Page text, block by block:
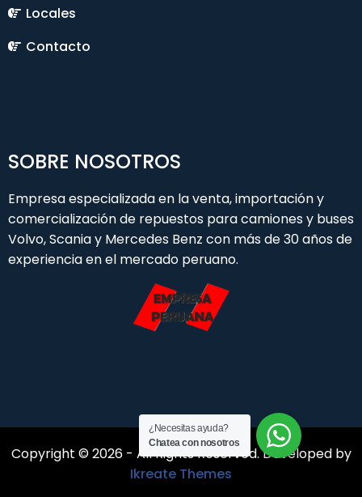
Locales
Contacto
SOBRE NOSOTROS
Empresa especializada en la venta, importación y
comercialización de repuestos para camiones y buses
Volvo, Scania y Mercedes Benz con más de 30 años de
experiencia en el mercado peruano.
Copyright © 2026 - All Rights Reserved. Developed by
Ikreate Themes
¿Necesitas ayuda?
Chatea con nosotros